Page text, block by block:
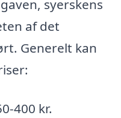
syerskens
af det
Generelt kan
400 kr.